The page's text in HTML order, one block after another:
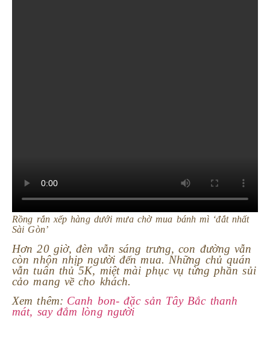
Rồng rắn xếp hàng dưới mưa chờ mua bánh mì ‘đắt nhất
Sài Gòn’
Hơn 20 giờ, đèn vẫn sáng trưng, con đường vẫn
còn nhộn nhịp người đến mua. Những chủ quán
vẫn tuân thủ 5K, miệt mài phục vụ từng phần sủi
cảo mang về cho khách.
Xem thêm: Canh bon- đặc sản Tây Bắc thanh
mát, say đắm lòng người